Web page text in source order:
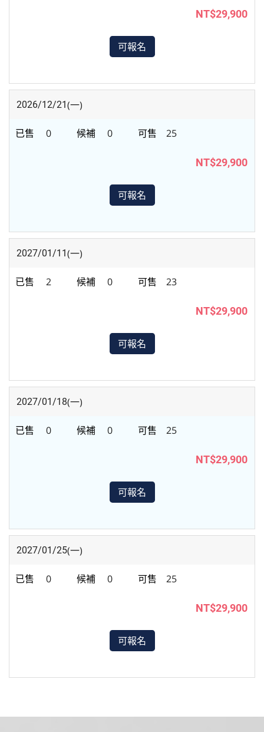
NT$29,900
可報名
2026/12/21(一)
0 0 25
NT$29,900
可報名
2027/01/11(一)
2 0 23
NT$29,900
可報名
2027/01/18(一)
0 0 25
NT$29,900
可報名
2027/01/25(一)
0 0 25
NT$29,900
可報名